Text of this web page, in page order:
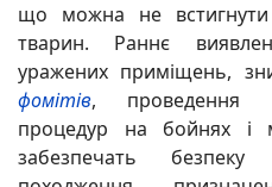
що можна не встигнути
тварин. Раннє
уражених приміщень,
фомітів, проведення
процедур на бойнях і
забезпечать безпеку